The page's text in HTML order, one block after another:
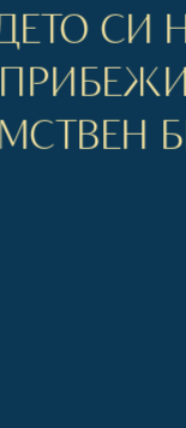
СИ